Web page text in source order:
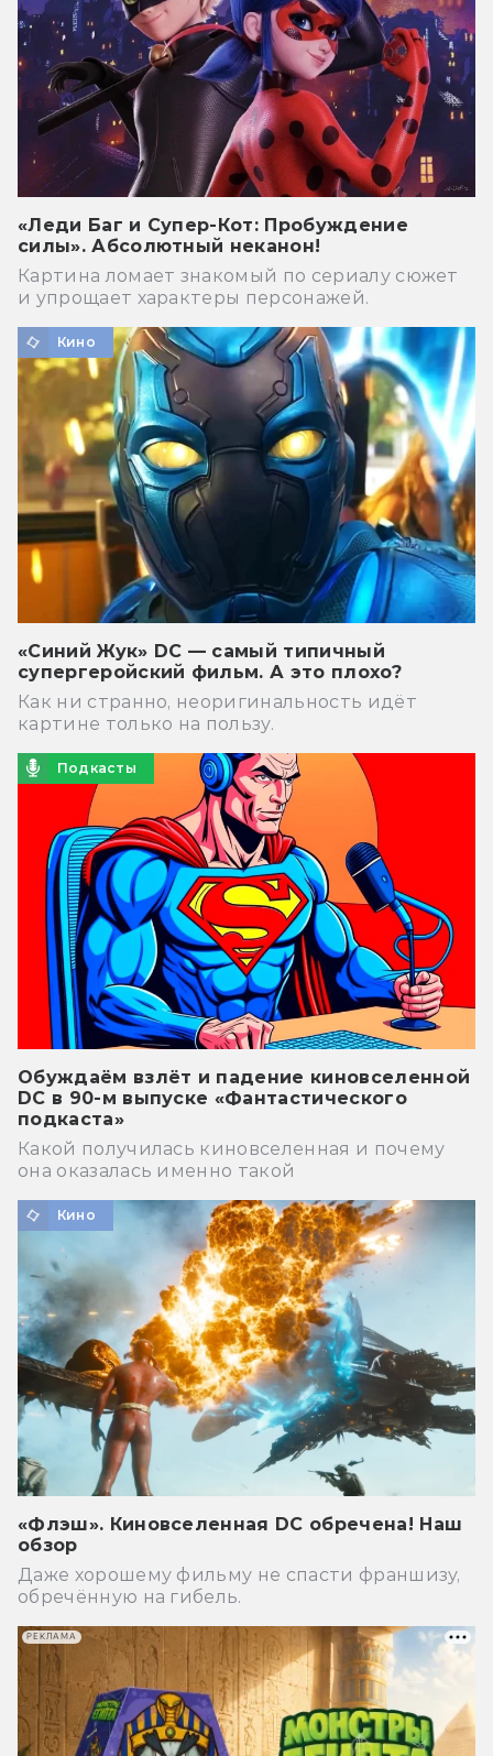
«Леди Баг и Супер-Кот: Пробуждение
силы». Абсолютный неканон!
Картина ломает знакомый по сериалу сюжет
и упрощает характеры персонажей.
Кино
«Синий Жук» DC — самый типичный
супергеройский фильм. А это плохо?
Как ни странно, неоригинальность идёт
картине только на пользу.
Подкасты
Обуждаём взлёт и падение киновселенной
DC в 90-м выпуске «Фантастического
подкаста»
Какой получилась киновселенная и почему
она оказалась именно такой
Кино
«Флэш». Киновселенная DC обречена! Наш
обзор
Даже хорошему фильму не спасти франшизу,
обречённую на гибель.
РЕКЛАМА